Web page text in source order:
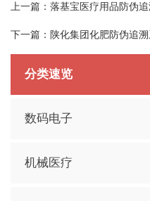
上一篇： 落基宝医疗用品防伪
下一篇： 陕化集团化肥防伪追
分类速览
数码电子
机械医疗